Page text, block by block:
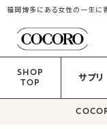
福岡博多にある女性の一生に
SHOP
TOP
サプリ